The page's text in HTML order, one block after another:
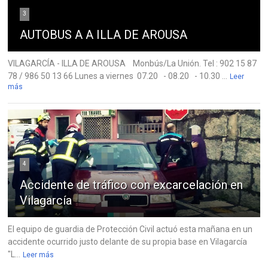
3
AUTOBUS A A ILLA DE AROUSA
VILAGARCÍA - ILLA DE AROUSA Monbús/La Unión. Tel : 902 15 87
78 / 986 50 13 66 Lunes a viernes 07.20 - 08.20 - 10.30 ...
Leer
más
4
Accidente de tráfico con excarcelación en
Vilagarcía
El equipo de guardia de Protección Civil actuó esta mañana en un
accidente ocurrido justo delante de su propia base en Vilagarcía
"L...
Leer más